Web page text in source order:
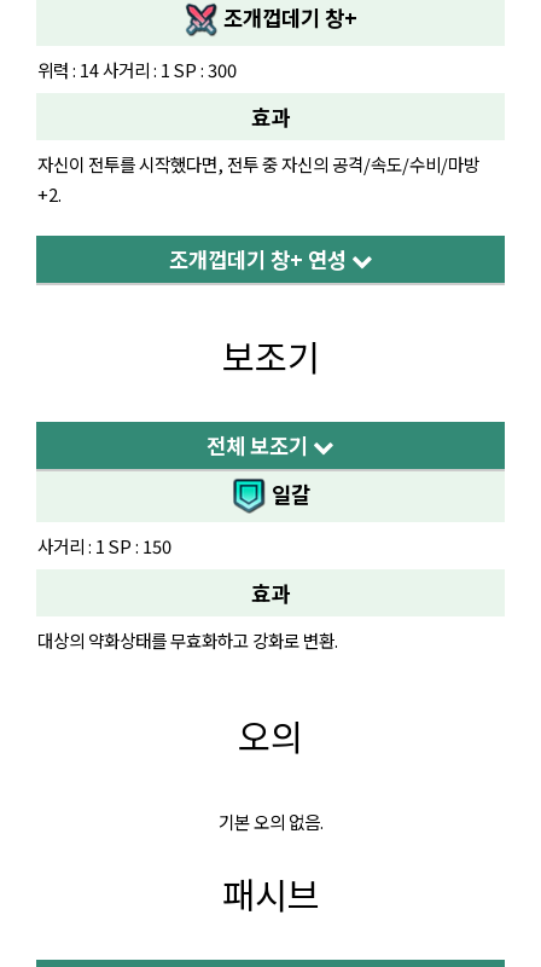
조개껍데기 창+
위력 : 14 사거리 : 1 SP : 300
효과
자신이 전투를 시작했다면, 전투 중 자신의 공격/속도/수비/마방
+2.
조개껍데기 창+ 연성
보조기
전체 보조기
일갈
사거리 : 1 SP : 150
효과
대상의 약화상태를 무효화하고 강화로 변환.
오의
기본 오의 없음.
패시브